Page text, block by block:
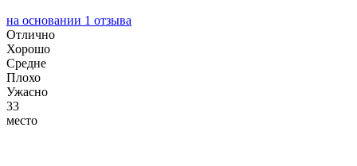
на основании 1 отзыва
Отлично
Хорошо
Cредне
Плохо
Ужасно
33
место